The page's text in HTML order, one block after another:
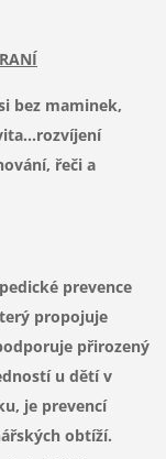
bez maminek,
řeči a
prevence
propojuje
přirozený
u dětí v
je prevencí
obtíží.